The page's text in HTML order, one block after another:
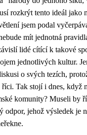
rozkrýt tento ideál jako
jsem podal
mít jednotná
lidé cítící k takové
jednotlivých kultur.
o svých tezích,
Tak stojí i dnes, když
komunity? Museli by
odpor, jehož výsledek je